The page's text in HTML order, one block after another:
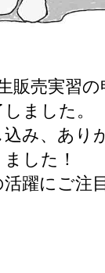
販売実習
しました。
み、あり
ました！
躍にご注